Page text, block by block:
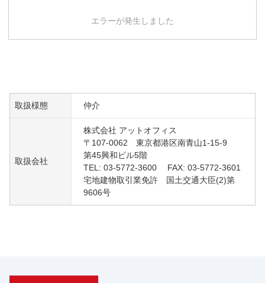
エラーが発生しました
取扱様態 仲介
取扱会社
株式会社 アットオフィス
〒107-0062 東京都港区南青山1-15-9
第45興和ビル5階
TEL: 03-5772-3600 FAX: 03-5772-3601
宅地建物取引業免許 国土交通大臣(2)第
9606号